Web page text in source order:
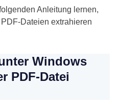
Anleitung lernen,
Dateien extrahieren
Windows
PDF-Datei